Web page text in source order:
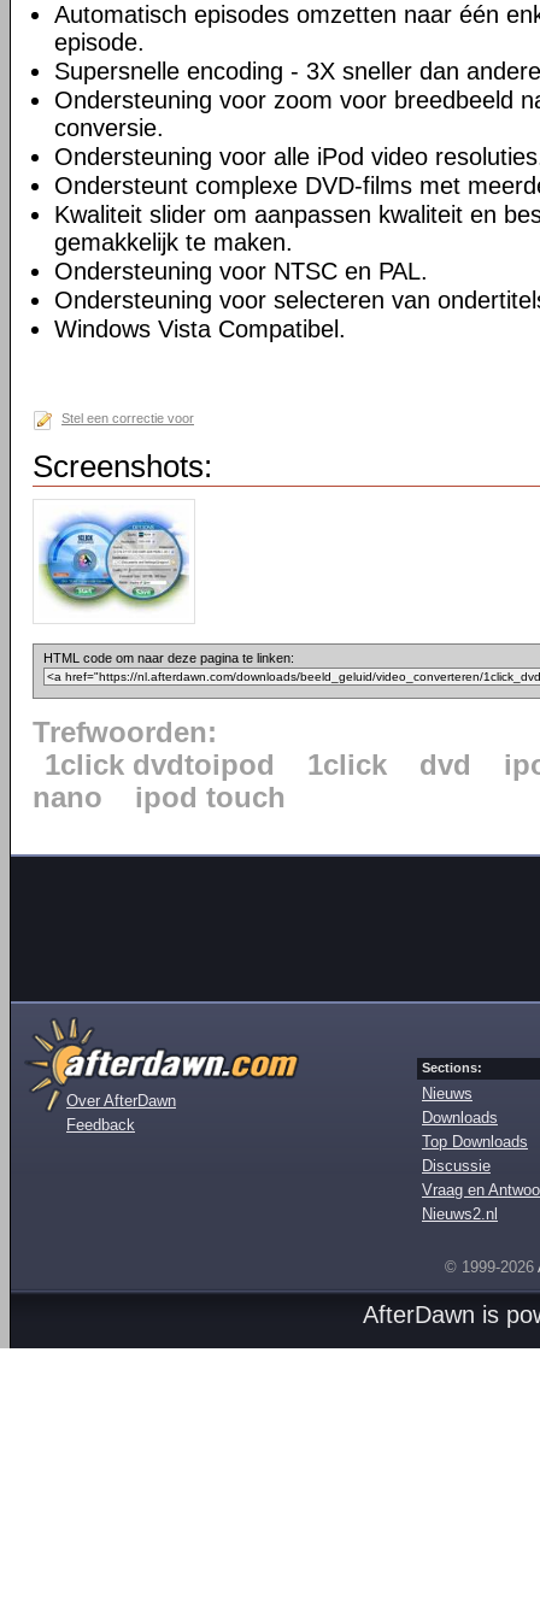
Automatisch episodes omzetten naar één
episode.
Supersnelle encoding - 3X sneller dan
Ondersteuning voor zoom voor breedbeeld
conversie.
Ondersteuning voor alle iPod video
Ondersteunt complexe DVD-films met
Kwaliteit slider om aanpassen kwaliteit en
gemakkelijk te maken.
Ondersteuning voor NTSC en PAL.
Ondersteuning voor selecteren van
Windows Vista Compatibel.
Stel een correctie voor
Screenshots:
HTML code om naar deze pagina te linken:
Trefwoorden:
1click dvdtoipod
1click dvd
nano
ipod touch
Over AfterDawn
Feedback
Sections:
Nieuws
Downloads
Top Downloads
Discussie
Vraag en
Nieuws2.nl
© 1999-2026
AfterDawn is